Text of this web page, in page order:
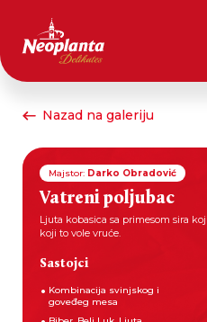
Nazad na galeriju
Majstor: Darko Obradović
Vatreni poljubac
Ljuta kobasica sa primesom sira
koji to vole vruće.
Sastojci
Kombinacija svinjskog i
goveđeg mesa